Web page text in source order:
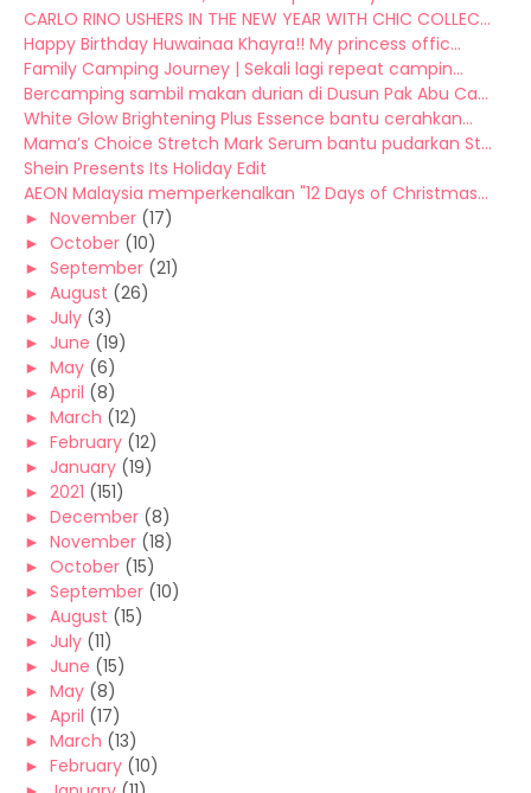
CARLO RINO USHERS IN THE NEW YEAR WITH CHIC COLLEC...
Happy Birthday Huwainaa Khayra!! My princess offic...
Family Camping Journey | Sekali lagi repeat campin...
Bercamping sambil makan durian di Dusun Pak Abu Ca...
White Glow Brightening Plus Essence bantu cerahkan...
Mama’s Choice Stretch Mark Serum bantu pudarkan St...
Shein Presents Its Holiday Edit
AEON Malaysia memperkenalkan "12 Days of Christmas...
► November (17)
► October (10)
► September (21)
► August (26)
► July (3)
► June (19)
► May (6)
► April (8)
► March (12)
► February (12)
► January (19)
► 2021 (151)
► December (8)
► November (18)
► October (15)
► September (10)
► August (15)
► July (11)
► June (15)
► May (8)
► April (17)
► March (13)
► February (10)